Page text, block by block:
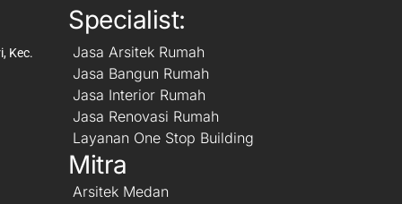
Kec.
Specialist:
Jasa Arsitek Rumah
Jasa Bangun Rumah
Jasa Interior Rumah
Jasa Renovasi Rumah
Layanan One Stop Building
Mitra
Arsitek Medan